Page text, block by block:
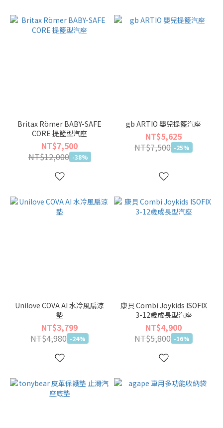
Britax Römer BABY-SAFE
CORE 提籃型汽座
NT$7,500
NT$12,000 -38%
gb ARTIO 嬰兒提籃汽座
NT$5,625
NT$7,500 -25%
Unilove COVA AI 水冷風扇涼
墊
NT$3,799
NT$4,980 -24%
康貝 Combi Joykids ISOFIX
3-12歲成長型汽座
NT$4,900
NT$5,800 -16%